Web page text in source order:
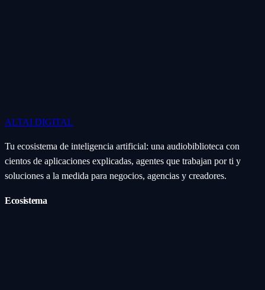
ALTAI DIGITAL
Tu ecosistema de inteligencia artificial: una audiobiblioteca con
cientos de aplicaciones explicadas, agentes que trabajan por ti y
soluciones a la medida para negocios, agencias y creadores.
Ecosistema